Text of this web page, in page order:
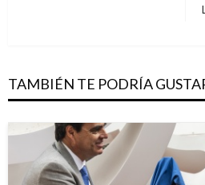
TAMBIÉN TE PODRÍA